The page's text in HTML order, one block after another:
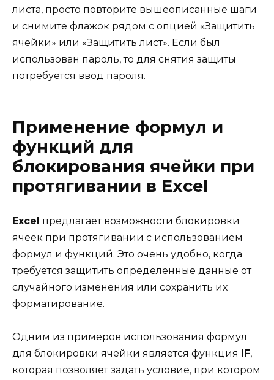
листа, просто повторите вышеописанные шаги
и снимите флажок рядом с опцией «Защитить
ячейки» или «Защитить лист». Если был
использован пароль, то для снятия защиты
потребуется ввод пароля.
Применение формул и
функций для
блокирования ячейки при
протягивании в Excel
Excel предлагает возможности блокировки
ячеек при протягивании с использованием
формул и функций. Это очень удобно, когда
требуется защитить определенные данные от
случайного изменения или сохранить их
форматирование.
Одним из примеров использования формул
для блокировки ячейки является функция
IF,
которая позволяет задать условие, при котором